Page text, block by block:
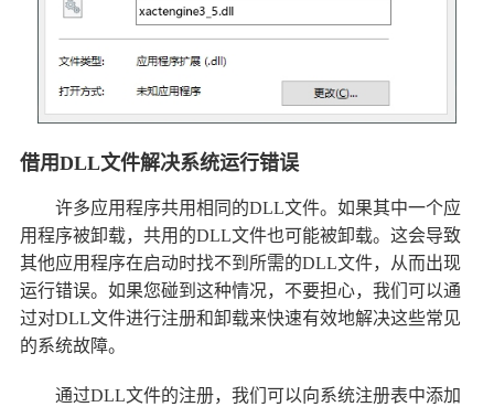
借用DLL文件解决系统运行错误
许多应用程序共用相同的DLL文件。如果其中一个应
用程序被卸载，共用的DLL文件也可能被卸载。这会导致
其他应用程序在启动时找不到所需的DLL文件，从而出现
运行错误。如果您碰到这种情况，不要担心，我们可以通
过对DLL文件进行注册和卸载来快速有效地解决这些常见
的系统故障。
通过DLL文件的注册，我们可以向系统注册表中添加